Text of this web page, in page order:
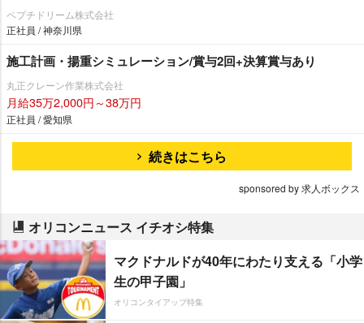
ペプチドリーム株式会社
正社員 / 神奈川県
施工計画・揚重シミュレーション/賞与2回+決算賞与あり
丸正クレーン作業株式会社
月給35万2,000円～38万円
正社員 / 愛知県
続きはこちら
sponsored by 求人ボックス
オリコンニュース イチオシ特集
マクドナルドが40年にわたり支える「小学
生の甲子園」
オリコンタイアップ特集